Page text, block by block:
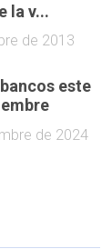
la v...
de 2013
este
de 2024